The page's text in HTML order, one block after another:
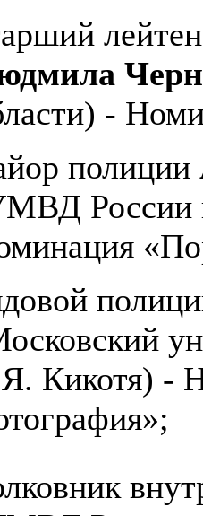
-
полиции
России
Кикотя) -